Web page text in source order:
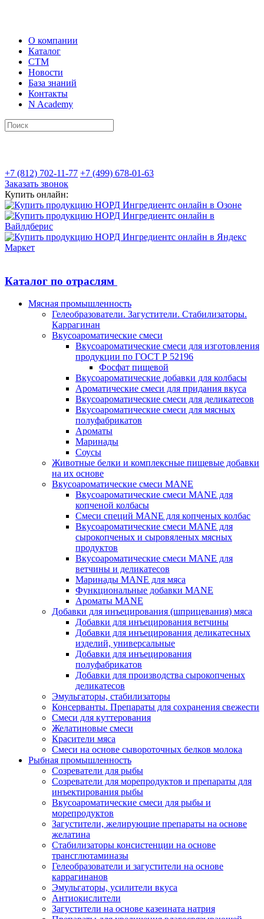
О компании
Каталог
СТМ
Новости
База знаний
Контакты
N Academy
+7 (812) 702-11-77 +7 (499) 678-01-63
Заказать звонок
Купить онлайн:
Каталог по отраслям
Мясная промышленность
Гелеобразователи. Загустители. Стабилизаторы.
Каррагинан
Вкусоароматические смеси
Вкусоароматические смеси для изготовления
продукции по ГОСТ Р 52196
Фосфат пищевой
Вкусоароматические добавки для колбасы
Ароматические смеси для придания вкуса
Вкусоароматические смеси для деликатесов
Вкусоароматические смеси для мясных
полуфабрикатов
Ароматы
Маринады
Соусы
Животные белки и комплексные пищевые добавки
на их основе
Вкусоароматические смеси MANE
Вкусоароматические смеси MANE для
копченой колбасы
Смеси специй MANE для копченых колбас
Вкусоароматические смеси MANE для
сырокопченых и сыровяленых мясных
продуктов
Вкусоароматические смеси MANE для
ветчины и деликатесов
Маринады MANE для мяса
Функциональные добавки MANE
Ароматы MANE
Добавки для инъецирования (шприцевания) мяса
Добавки для инъецирования ветчины
Добавки для инъецирования деликатесных
изделий, универсальные
Добавки для инъецирования
полуфабрикатов
Добавки для производства сырокопченых
деликатесов
Эмульгаторы, стабилизаторы
Консерванты. Препараты для сохранения свежести
Смеси для куттерования
Желатиновые смеси
Красители мяса
Смеси на основе сывороточных белков молока
Рыбная промышленность
Созреватели для рыбы
Созреватели для морепродуктов и препараты для
инъектирования рыбы
Вкусоароматические смеси для рыбы и
морепродуктов
Загустители, желирующие препараты на основе
желатина
Стабилизаторы консистенции на основе
трансглютаминазы
Гелеобразователи и загустители на основе
каррагинанов
Эмульгаторы, усилители вкуса
Антиокислители
Загустители на основе казеината натрия